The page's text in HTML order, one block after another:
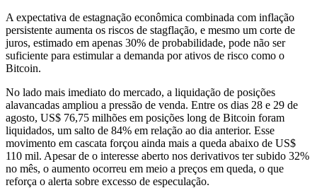
A expectativa de estagnação econômica combinada com inflação
persistente aumenta os riscos de stagflação, e mesmo um corte de
juros, estimado em apenas 30% de probabilidade, pode não ser
suficiente para estimular a demanda por ativos de risco como o
Bitcoin.
No lado mais imediato do mercado, a liquidação de posições
alavancadas ampliou a pressão de venda. Entre os dias 28 e 29 de
agosto, US$ 76,75 milhões em posições long de Bitcoin foram
liquidados, um salto de 84% em relação ao dia anterior. Esse
movimento em cascata forçou ainda mais a queda abaixo de US$
110 mil. Apesar de o interesse aberto nos derivativos ter subido 32%
no mês, o aumento ocorreu em meio a preços em queda, o que
reforça o alerta sobre excesso de especulação.